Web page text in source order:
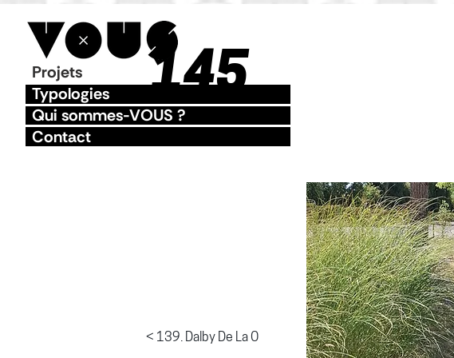
Projets
Typologies
Qui sommes-VOUS ?
Contact
145
< 139. Dalby De La O